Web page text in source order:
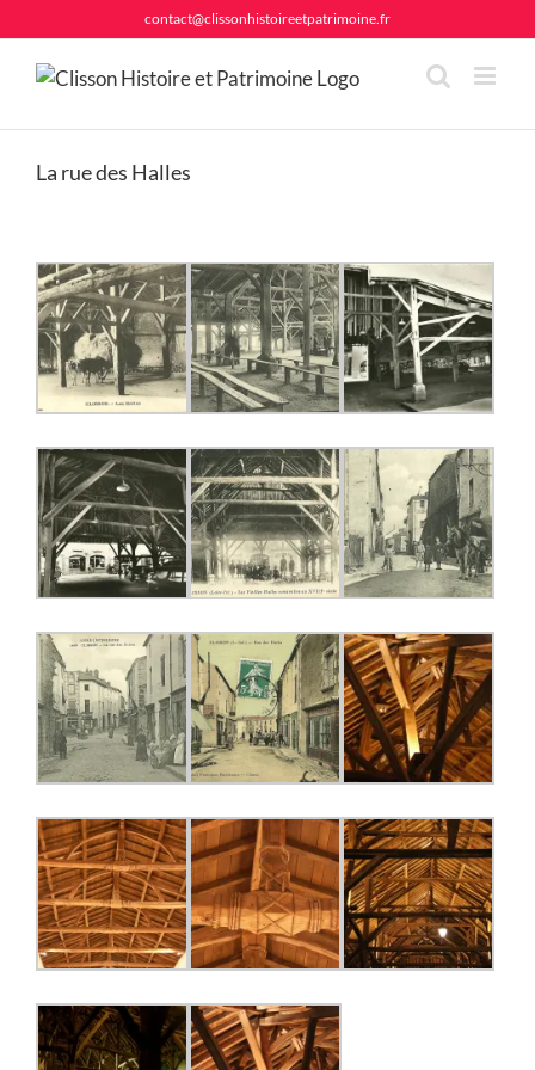
au
contenu
contact@clissonhistoireetpatrimoine.fr
La rue des Halles